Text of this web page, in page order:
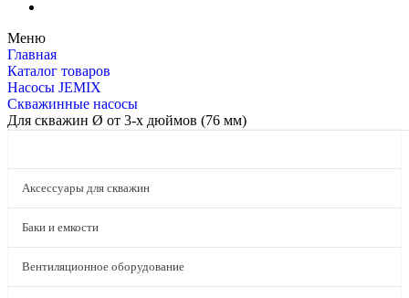
Меню
Главная
Каталог товаров
Насосы JEMIX
Скважинные насосы
Для скважин Ø от 3-х дюймов (76 мм)
Аксессуары для скважин
Баки и емкости
Вентиляционное оборудование